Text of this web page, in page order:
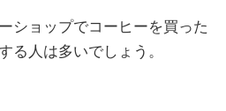
ショップでコーヒーを買った
る人は多いでしょう。